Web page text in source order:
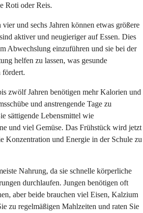
Roti oder Reis.
und sechs Jahren können etwas größere
aktiver und neugieriger auf Essen. Dies
Abwechslung einzuführen und sie bei der
helfen zu lassen, was gesunde
fördert.
zwölf Jahren benötigen mehr Kalorien und
und anstrengende Tage zu
sättigende Lebensmittel wie
und viel Gemüse. Das Frühstück wird jetzt
Konzentration und Energie in der Schule zu
Nahrung, da sie schnelle körperliche
durchlaufen. Jungen benötigen oft
aber beide brauchen viel Eisen, Kalzium
zu regelmäßigen Mahlzeiten und raten Sie